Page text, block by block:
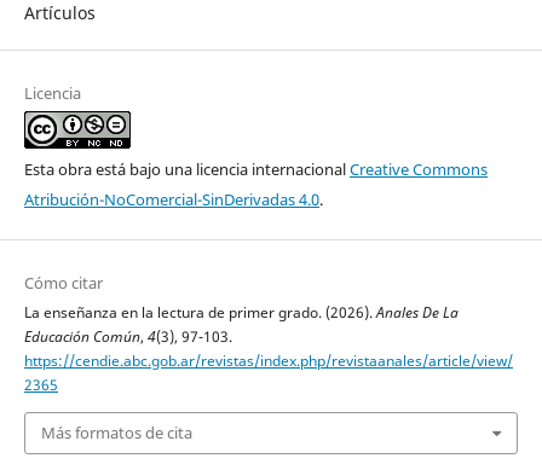
Artículos
Licencia
Esta obra está bajo una licencia internacionalCreative Commons
Atribución-NoComercial-SinDerivadas 4.0.
Cómo citar
La enseñanza en la lectura de primer grado. (2026).Anales De La
Educación Común, 4(3), 97-103.
https://cendie.abc.gob.ar/revistas/index.php/revistaanales/article/view/
2365
Más formatos de cita